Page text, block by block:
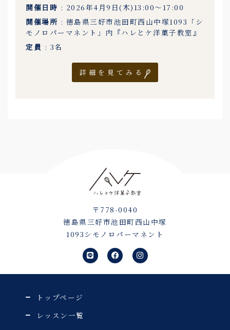
開催日時 : 2026年4月9日(木)13:00〜17:00
開催場所 : 徳島県三好市池田町西山中塚1093「シ
モノロパーマネント」内『ハレとケ洋菓子教室』
定員 : 3名
詳細を見てみる
〒778-0040
徳島県三好市池田町西山中塚
1093シモノロパーマネント
L
i
n
e
F
a
c
e
I
n
s
t
トップページ
レッスン一覧